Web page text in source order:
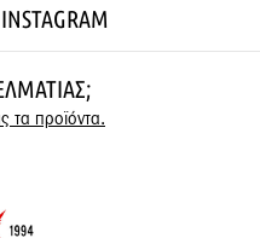
τα προϊόντα.